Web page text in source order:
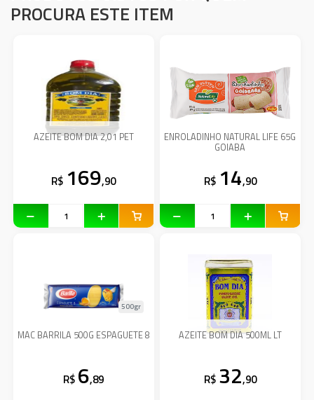
PROCURA ESTE ITEM
AZEITE BOM DIA 2,01 PET
R$ 169,90
ENROLADINHO NATURAL LIFE 65G
GOIABA
R$ 14,90
MAC BARRILA 500G ESPAGUETE 8
500gr
R$ 6,89
AZEITE BOM DIA 500ML LT
R$ 32,90